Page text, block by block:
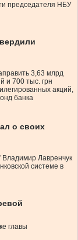
председателя НБУ
3,63 млрд
и 700 тыс. грн
акций,
банка
о своих
Лавренчук
системе в
главы